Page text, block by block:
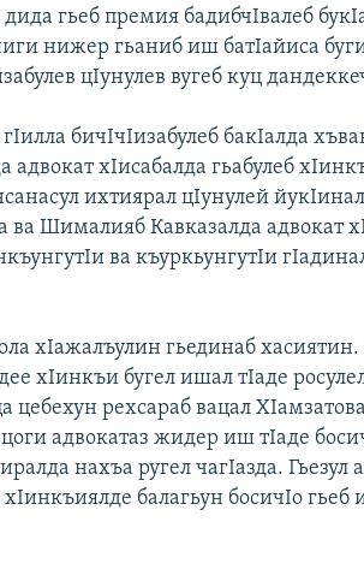
дида гьеб премия бадибчIвалеб
нижер гьаниб иш батIайиса
цIунулев вугеб куц
бичIчIизабулеб бакIалда
хIисабалда гьабулеб
ихтиярал цIунулей
ва Шималияб Кавказалда адвокат
ва къуркьунгутIи
хIажалъулин гьединаб хасиятин.
хIинкъи бугел ишал тIаде
цебехун рехсараб вацал
адвокатаз жидер иш тIаде
нахъа ругел чагIазда. Гьезул
хIинкъиялде балагьун босичIо гьеб